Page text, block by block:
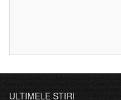
ULTIMELE ȘTIRI